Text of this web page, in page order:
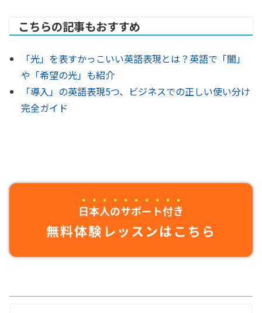
こちらの記事もおすすめ
「光」を表すかっこいい英語表現とは？英語で「闇」
や「希望の光」も紹介
「導入」の英語表現5つ、ビジネスでの正しい使い分け
完全ガイド
日本人のサポート付き
無料体験レッスンはこちら